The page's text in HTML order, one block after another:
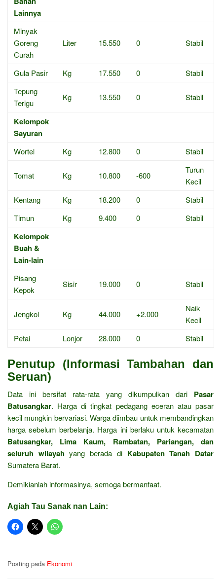
Lainnya
Minyak
Goreng
Curah
Liter 15.550 0 Stabil
Gula Pasir Kg 17.550 0
Stabil
Tepung
Terigu
Kg 13.550 0 Stabil
Kelompok
Sayuran
Wortel Kg 12.800 0 Stabil
Tomat Kg 10.800 -600
Turun
Kecil
Kentang
Kg 18.200 0
Stabil
Timun
Kg 9.400 0 Stabil
Kelompok
Buah &
Lain-lain
Pisang
Kepok
Sisir 19.000 0 Stabil
Jengkol Kg 44.000 +2.000
Naik
Kecil
Petai
Lonjor 28.000 0 Stabil
Penutup (Informasi Tambahan dan
Seruan)
Data ini bersifat rata-rata yang dikumpulkan dari Pasar
Batusangkar. Harga di tingkat pedagang eceran atau pasar
kecil mungkin bervariasi. Warga diimbau untuk membandingkan
harga sebelum berbelanja. Harga ini berlaku untuk kecamatan
Batusangkar, Lima Kaum, Rambatan, Pariangan, dan
seluruh wilayahyang berada di Kabupaten Tanah Datar
Sumatera Barat.
Demikianlah informasinya, semoga bermanfaat.
Agiah Tau Sanak nan Lain:
Posting pada Ekonomi